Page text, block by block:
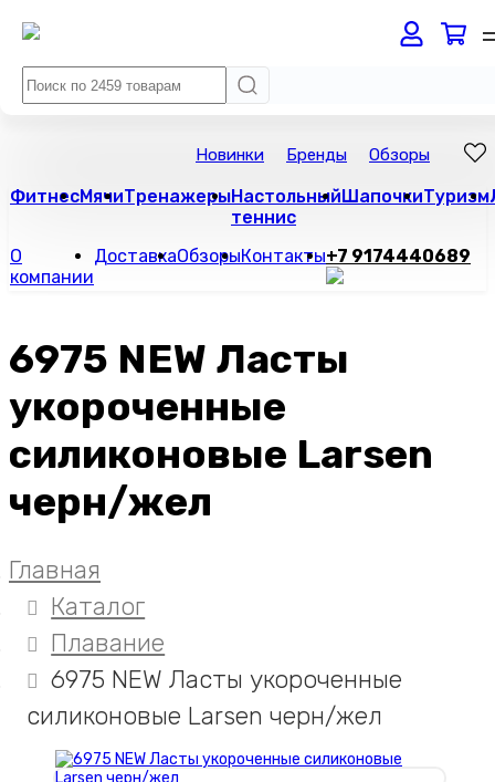
Новинки Бренды Обзоры
ФитнесМячиТренажерыНастольный
теннис
ШапочкиТуризм
О
компании
ДоставкаОбзорыКонтакты+7 9174440689
6975 NEW Ласты
укороченные
силиконовые Larsen
черн/жел
Главная
Каталог
Плавание
6975 NEW Ласты укороченные
силиконовые Larsen черн/жел